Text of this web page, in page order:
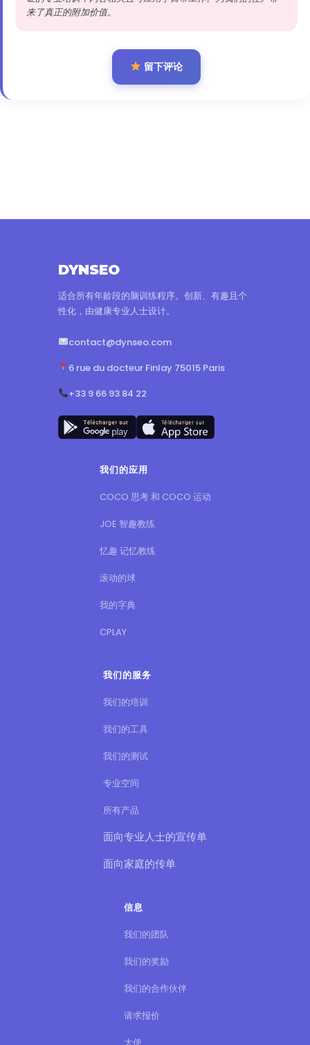
来了真正的附加价值。
留下评论
DYNSEO
适合所有年龄段的脑训练程序。创新、有趣且个
性化，由健康专业人士设计。
contact@dynseo.com
6 rue du docteur Finlay 75015 Paris
+33 9 66 93 84 22
我们的应用
COCO 思考 和 COCO 运动
JOE 智趣教练
忆趣 记忆教练
滚动的球
我的字典
CPLAY
我们的服务
我们的培训
我们的工具
我们的测试
专业空间
所有产品
面向专业人士的宣传单
面向家庭的传单
信息
我们的团队
我们的奖励
我们的合作伙伴
请求报价
大使